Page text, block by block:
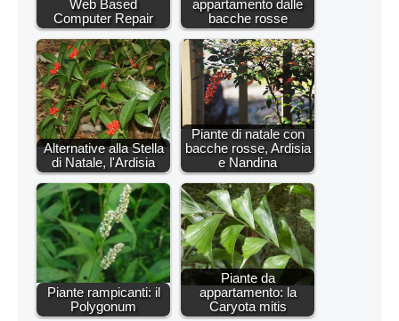
Web Based
Computer Repair
appartamento dalle
bacche rosse
Alternative alla Stella
di Natale, l'Ardisia
Piante di natale con
bacche rosse, Ardisia
e Nandina
Piante rampicanti: il
Polygonum
Piante da
appartamento: la
Caryota mitis